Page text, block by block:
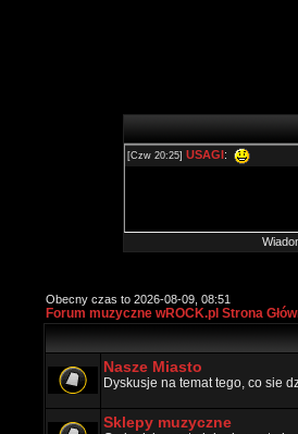
Obecny czas to 2026-08-09, 08:51
Forum muzyczne wROCK.pl Strona
Nasze Miasto
Dyskusje na temat tego, co sie
Sklepy muzyczne